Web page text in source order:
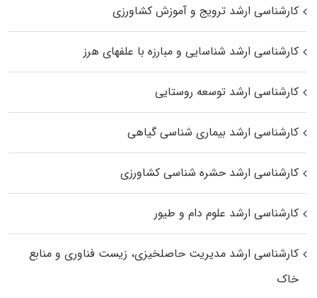
کارشناسی ارشد ترویج و آموزش کشاورزی
کارشناسی ارشد شناسایی و مبارزه با علفهای هرز
کارشناسی ارشد توسعه روستایی
کارشناسی ارشد بیماری‌ شناسی گیاهی
کارشناسی ارشد حشره‌ شناسی کشاورزی
کارشناسی ارشد علوم دام و طیور
کارشناسی ارشد مدیریت حاصلخیزی، زیست فناوری و منابع
خاک